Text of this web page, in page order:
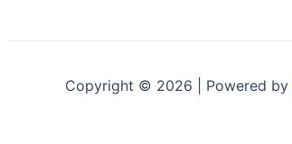
Copyright © 2026 | Powered by